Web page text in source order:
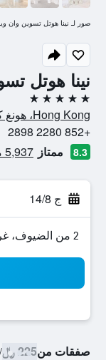
نينا هوتل
5 نجوم
Hong Kong، هونغ كونغ
+852 2280 2898
8.3 ممتاز 5,937 من التقييمات تم التحقق منها
ج 14/8
2 من الضيوف، غرفة واحدة
صفقات من225 ﷼ /
صور لـ نينا هوتل تسوين وان